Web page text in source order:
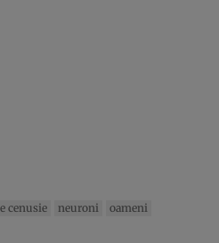
cenusie neuroni oameni